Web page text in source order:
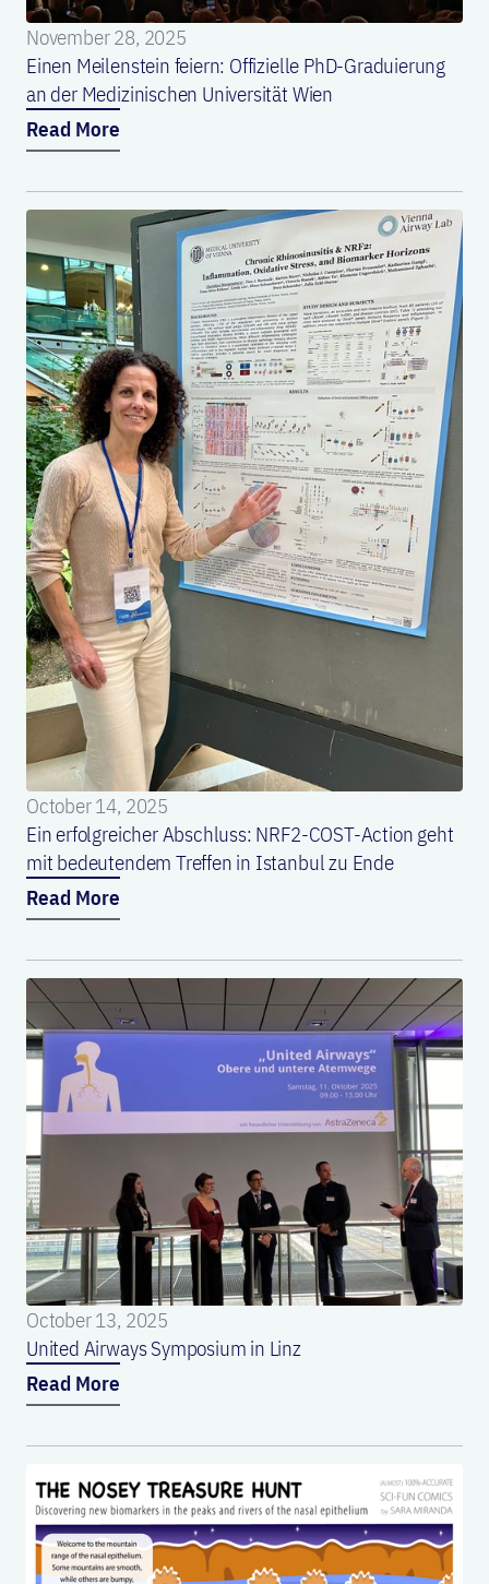
November 28, 2025
Einen Meilenstein feiern: Offizielle PhD-Graduierung
an der Medizinischen Universität Wien
Read More
October 14, 2025
Ein erfolgreicher Abschluss: NRF2-COST-Action geht
mit bedeutendem Treffen in Istanbul zu Ende
Read More
October 13, 2025
United Airways Symposium in Linz
Read More